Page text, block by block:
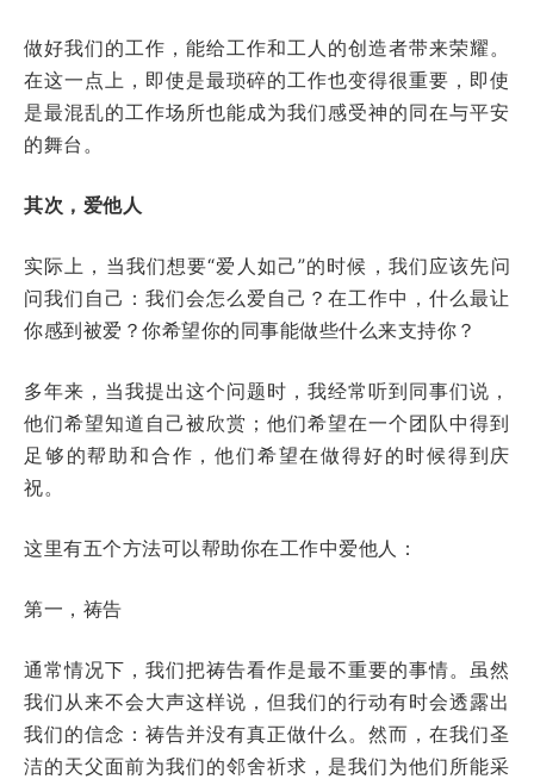
做好我们的工作，能给工作和工人的创造者带来荣耀。
在这一点上，即使是最琐碎的工作也变得很重要，即使
是最混乱的工作场所也能成为我们感受神的同在与平安
的舞台。
其次，爱他人
实际上，当我们想要“爱人如己”的时候，我们应该先问
问我们自己：我们会怎么爱自己？在工作中，什么最让
你感到被爱？你希望你的同事能做些什么来支持你？
多年来，当我提出这个问题时，我经常听到同事们说，
他们希望知道自己被欣赏；他们希望在一个团队中得到
足够的帮助和合作，他们希望在做得好的时候得到庆
祝。
这里有五个方法可以帮助你在工作中爱他人：
第一，祷告
通常情况下，我们把祷告看作是最不重要的事情。虽然
我们从来不会大声这样说，但我们的行动有时会透露出
我们的信念：祷告并没有真正做什么。然而，在我们圣
洁的天父面前为我们的邻舍祈求，是我们为他们所能采